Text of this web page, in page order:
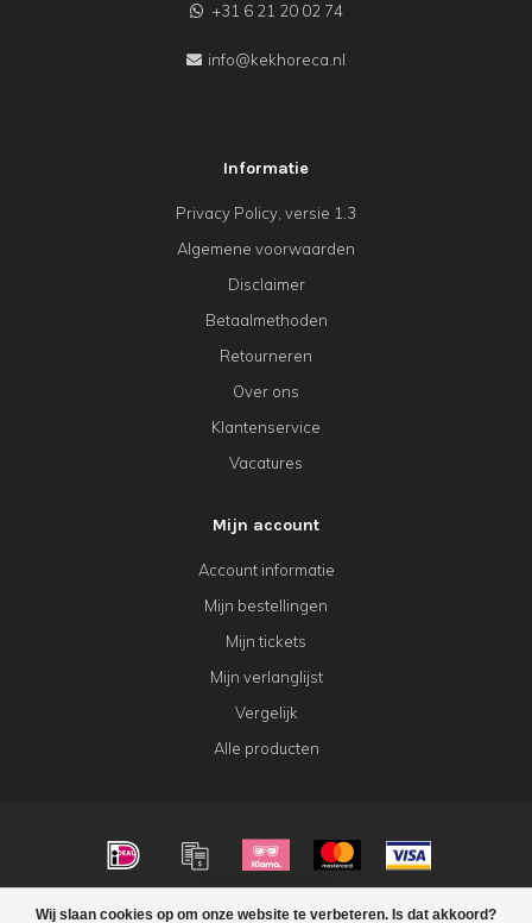
Wij slaan cookies op om onze website te verbeteren. Is dat akkoord?
+31 6 21 20 02 74
info@kekhoreca.nl
Informatie
Privacy Policy, versie 1.3
Algemene voorwaarden
Disclaimer
Betaalmethoden
Retourneren
Over ons
Klantenservice
Vacatures
Mijn account
Account informatie
Mijn bestellingen
Mijn tickets
Mijn verlanglijst
Vergelijk
Alle producten
© Copyright 2026 KeK Horeca